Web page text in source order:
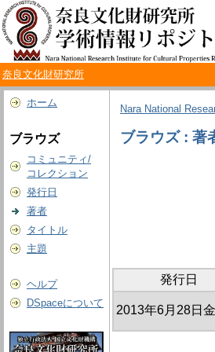
奈良文化財研究所
ホーム
ブラウズ
コミュニティ/
コレクション
発行日
著者
タイトル
主題
ヘルプ
DSpaceについて
Nara National
ブラウズ : 著
発行日
2013年6月28日